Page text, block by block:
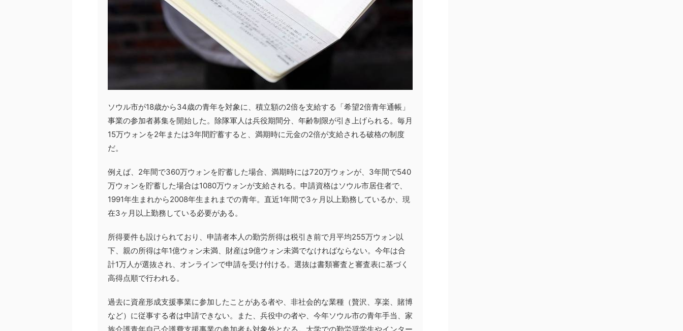
ソウル市が18歳から34歳の青年を対象に、積立額の2倍を支給する「希望2倍青年通帳」
事業の参加者募集を開始した。除隊軍人は兵役期間分、年齢制限が引き上げられる。毎月
15万ウォンを2年または3年間貯蓄すると、満期時に元金の2倍が支給される破格の制度
だ。
例えば、2年間で360万ウォンを貯蓄した場合、満期時には720万ウォンが、3年間で540
万ウォンを貯蓄した場合は1080万ウォンが支給される。申請資格はソウル市居住者で、
1991年生まれから2008年生まれまでの青年。直近1年間で3ヶ月以上勤務しているか、現
在3ヶ月以上勤務している必要がある。
所得要件も設けられており、申請者本人の勤労所得は税引き前で月平均255万ウォン以
下、親の所得は年1億ウォン未満、財産は9億ウォン未満でなければならない。今年は合
計1万人が選抜され、オンラインで申請を受け付ける。選抜は書類審査と審査表に基づく
高得点順で行われる。
過去に資産形成支援事業に参加したことがある者や、非社会的な業種（贅沢、享楽、賭博
など）に従事する者は申請できない。また、兵役中の者や、今年ソウル市の青年手当、家
族介護青年自己介護費支援事業の参加者も対象外となる。大学での勤労奨学生やインター